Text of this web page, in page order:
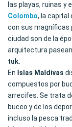
las playas, ruinas y
Colombo, la capital
con sus magníficas
ciudad son de la
arquitectura
tuk.
En Islas Maldivas
compuestos por
arrecifes. Se trata
buceo y de los
incluso la pesca